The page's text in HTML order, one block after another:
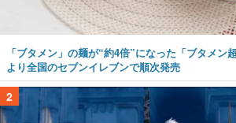
「ブタメン」の麺が“約4倍”になった「ブタメン
より全国のセブンイレブンで順次発売
2